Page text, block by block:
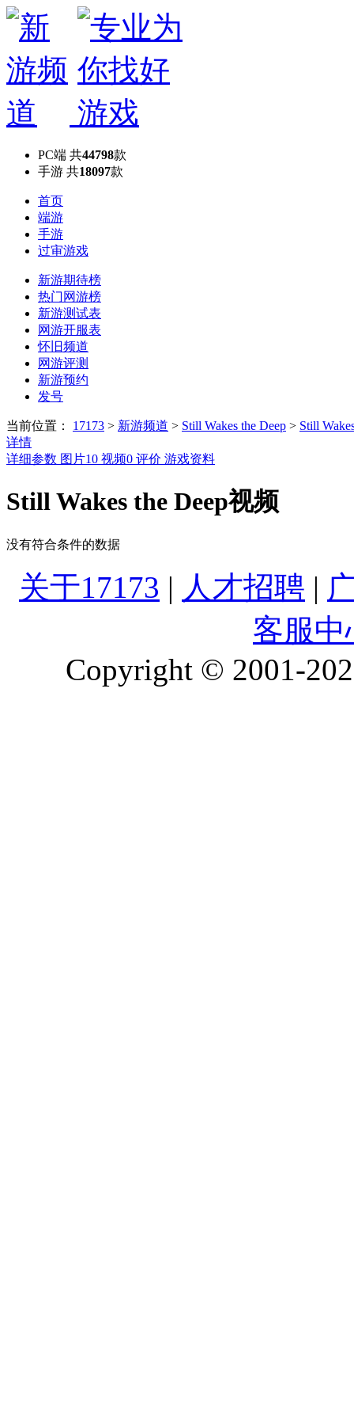
PC端 共44798款
手游 共18097款
首页
端游
手游
过审游戏
新游期待榜
热门网游榜
新游测试表
网游开服表
怀旧频道
网游评测
新游预约
发号
当前位置： 17173 > 新游频道 > Still Wakes the Deep > Still
详情
详细参数 图片10 视频0 评价 游戏资料
Still Wakes the Deep视频
没有符合条件的数据
关于17173 | 人才招聘 |
客服中
Copyright © 2001-